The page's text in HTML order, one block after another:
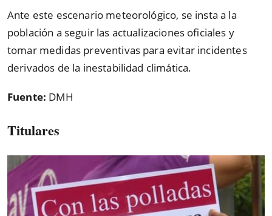
Ante este escenario meteorológico, se insta a la
población a seguir las actualizaciones oficiales y
tomar medidas preventivas para evitar incidentes
derivados de la inestabilidad climática.
Fuente: DMH
Titulares